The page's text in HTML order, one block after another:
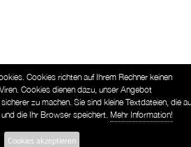
Cookies richten auf Ihrem Rechner keinen
Cookies dienen dazu, unser Angebot
zu machen. Sie sind kleine Textdateien, die
die Ihr Browser speichert. Mehr Information!
Cookies akzeptieren